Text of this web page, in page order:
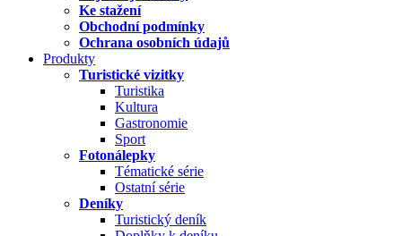
Ke stažení
Obchodní podmínky
Ochrana osobních údajů
Produkty
Turistické vizitky
Turistika
Kultura
Gastronomie
Sport
Fotonálepky
Tématické série
Ostatní série
Deníky
Turistický deník